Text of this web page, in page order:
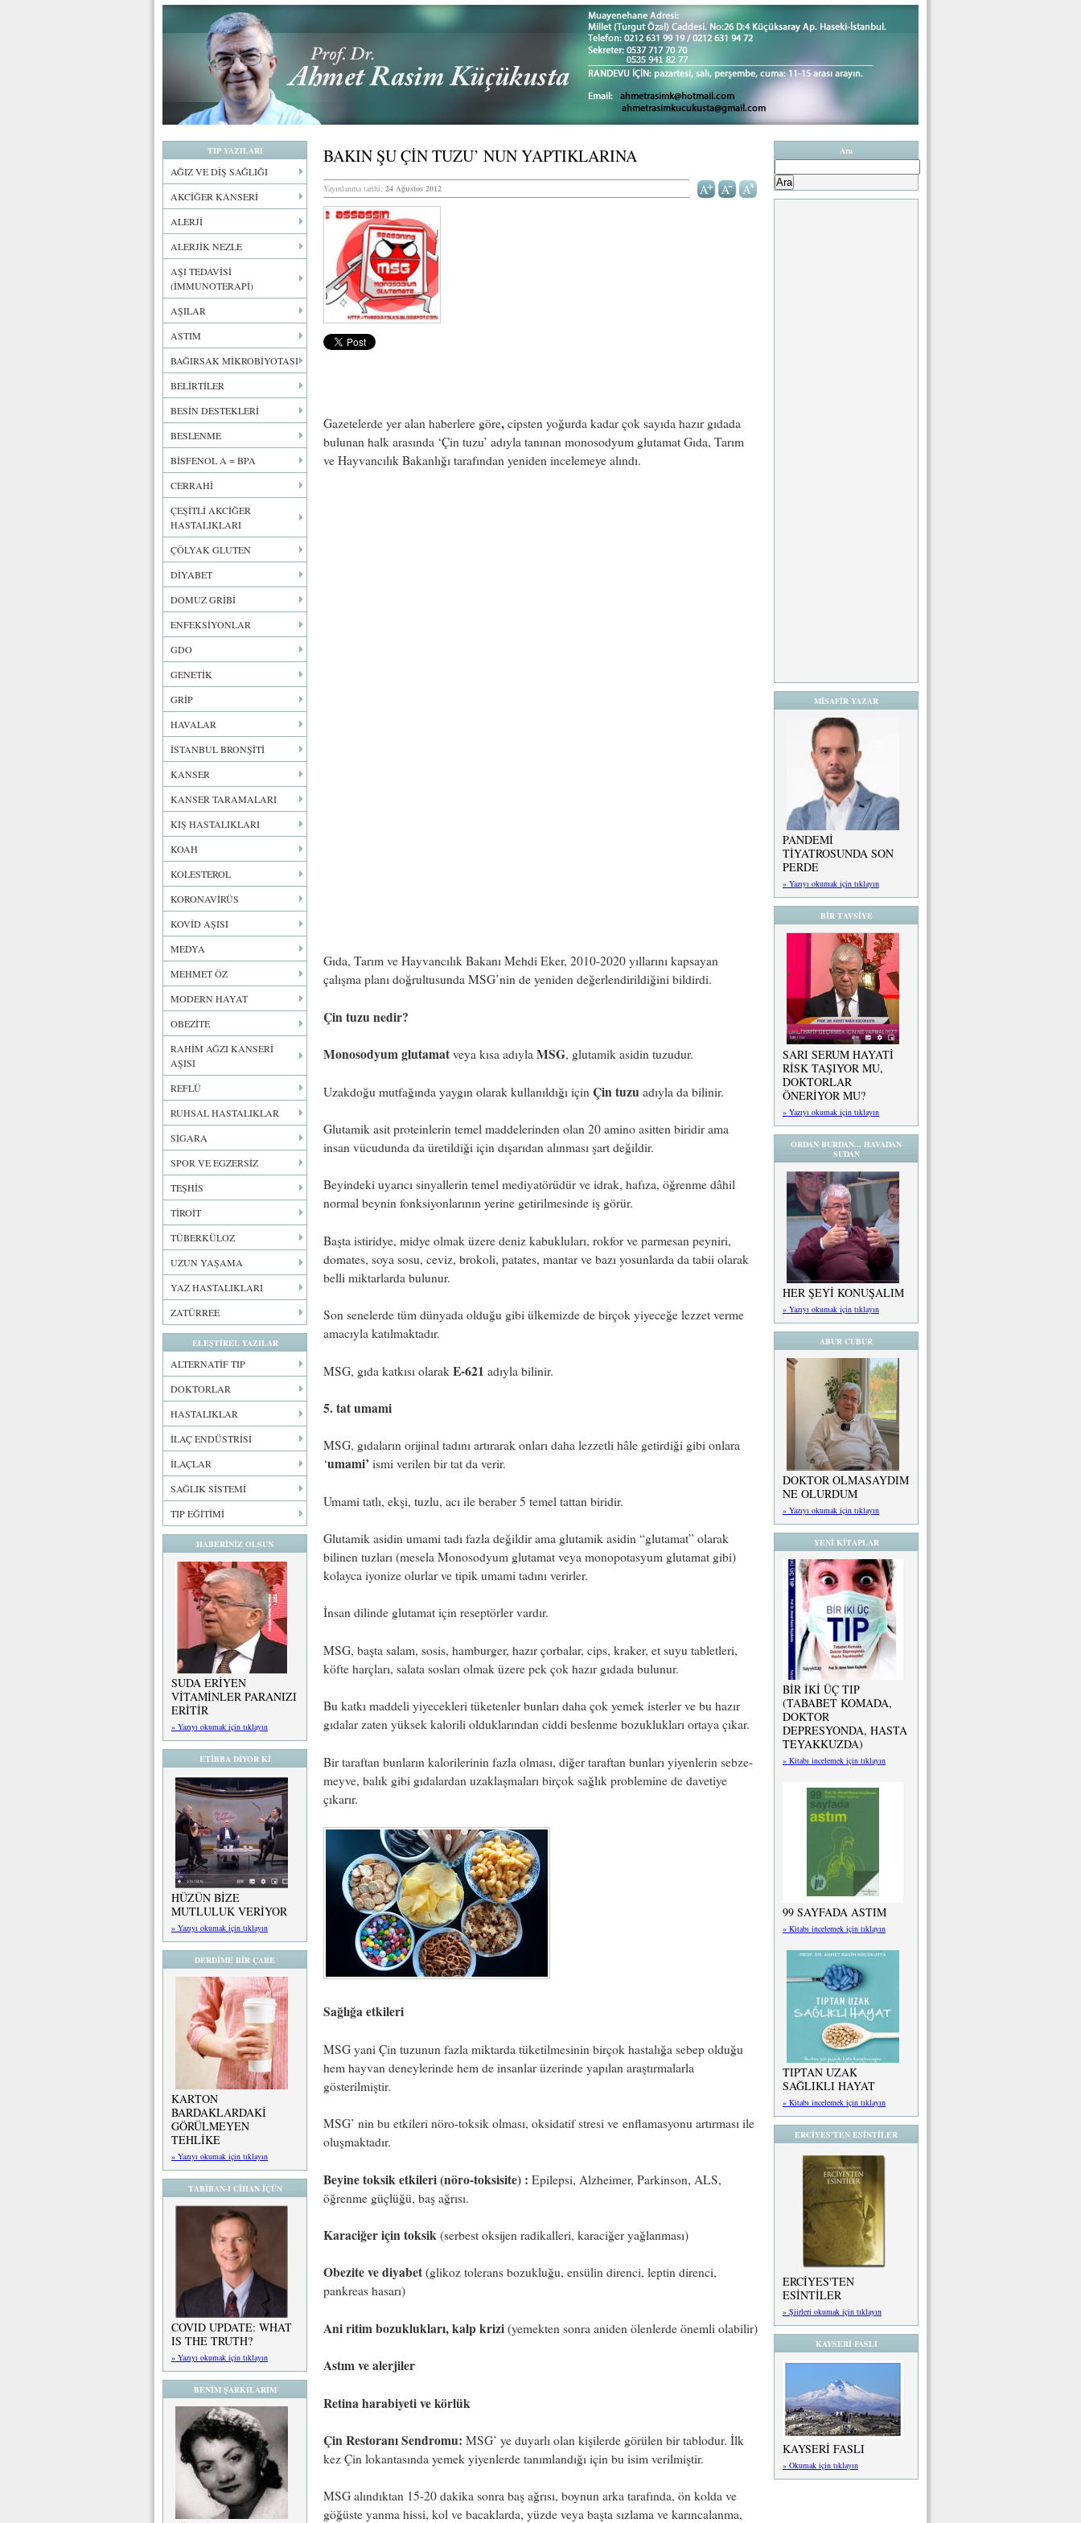
TIP YAZILARI
AĞIZ VE DİŞ SAĞLIĞI
AKCİĞER KANSERİ
ALERJİ
ALERJİK NEZLE
AŞI TEDAVİSİ
(İMMUNOTERAPİ)
AŞILAR
ASTIM
BAĞIRSAK MİKROBİYOTASI
BELİRTİLER
BESİN DESTEKLERİ
BESLENME
BİSFENOL A = BPA
CERRAHİ
ÇEŞİTLİ AKCİĞER
HASTALIKLARI
ÇÖLYAK GLUTEN
DİYABET
DOMUZ GRİBİ
ENFEKSİYONLAR
GDO
GENETİK
GRİP
HAVALAR
İSTANBUL BRONŞİTİ
KANSER
KANSER TARAMALARI
KIŞ HASTALIKLARI
KOAH
KOLESTEROL
KORONAVİRÜS
KOVİD AŞISI
MEDYA
MEHMET ÖZ
MODERN HAYAT
OBEZİTE
RAHİM AĞZI KANSERİ
AŞISI
REFLÜ
RUHSAL HASTALIKLAR
SİGARA
SPOR VE EGZERSİZ
TEŞHİS
TİROİT
TÜBERKÜLOZ
UZUN YAŞAMA
YAZ HASTALIKLARI
ZATÜRREE
ELEŞTİREL YAZILAR
ALTERNATİF TIP
DOKTORLAR
HASTALIKLAR
İLAÇ ENDÜSTRİSİ
İLAÇLAR
SAĞLIK SİSTEMİ
TIP EĞİTİMİ
HABERİNİZ OLSUN
SUDA ERİYEN
VİTAMİNLER PARANIZI
ERİTİR
» Yazıyı okumak için tıklayın
ETİBBA DİYOR Kİ
HÜZÜN BİZE
MUTLULUK VERİYOR
» Yazıyı okumak için tıklayın
DERDİME BİR ÇARE
KARTON
BARDAKLARDAKİ
GÖRÜLMEYEN
TEHLİKE
» Yazıyı okumak için tıklayın
TABİBAN-I CİHAN İÇÜN
COVID UPDATE: WHAT
IS THE TRUTH?
» Yazıyı okumak için tıklayın
BENİM ŞARKILARIM
BAKIN ŞU ÇİN TUZU’ NUN YAPTIKLARINA
Yayınlanma tarihi: 24 Ağustos 2012
Gazetelerde yer alan haberlere göre, cipsten yoğurda kadar çok sayıda hazır gıdada
bulunan halk arasında ‘Çin tuzu’ adıyla tanınan monosodyum glutamat Gıda, Tarım
ve Hayvancılık Bakanlığı tarafından yeniden incelemeye alındı.
Gıda, Tarım ve Hayvancılık Bakanı Mehdi Eker, 2010-2020 yıllarını kapsayan
çalışma planı doğrultusunda MSG’nin de yeniden değerlendirildiğini bildirdi.
Çin tuzu nedir?
Monosodyum glutamat veya kısa adıyla MSG, glutamik asidin tuzudur.
Uzakdoğu mutfağında yaygın olarak kullanıldığı için Çin tuzu adıyla da bilinir.
Glutamik asit proteinlerin temel maddelerinden olan 20 amino asitten biridir ama
insan vücudunda da üretildiği için dışarıdan alınması şart değildir.
Beyindeki uyarıcı sinyallerin temel mediyatörüdür ve idrak, hafıza, öğrenme dâhil
normal beynin fonksiyonlarının yerine getirilmesinde iş görür.
Başta istiridye, midye olmak üzere deniz kabukluları, rokfor ve parmesan peyniri,
domates, soya sosu, ceviz, brokoli, patates, mantar ve bazı yosunlarda da tabii olarak
belli miktarlarda bulunur.
Son senelerde tüm dünyada olduğu gibi ülkemizde de birçok yiyeceğe lezzet verme
amacıyla katılmaktadır.
MSG, gıda katkısı olarak E-621 adıyla bilinir.
5. tat umami
MSG, gıdaların orijinal tadını artırarak onları daha lezzetli hâle getirdiği gibi onlara
‘umami’ ismi verilen bir tat da verir.
Umami tatlı, ekşi, tuzlu, acı ile beraber 5 temel tattan biridir.
Glutamik asidin umami tadı fazla değildir ama glutamik asidin “glutamat” olarak
bilinen tuzları (mesela Monosodyum glutamat veya monopotasyum glutamat gibi)
kolayca iyonize olurlar ve tipik umami tadını verirler.
İnsan dilinde glutamat için reseptörler vardır.
MSG, başta salam, sosis, hamburger, hazır çorbalar, cips, kraker, et suyu tabletleri,
köfte harçları, salata sosları olmak üzere pek çok hazır gıdada bulunur.
Bu katkı maddeli yiyecekleri tüketenler bunları daha çok yemek isterler ve bu hazır
gıdalar zaten yüksek kalorili olduklarından ciddi beslenme bozuklukları ortaya çıkar.
Bir taraftan bunların kalorilerinin fazla olması, diğer taraftan bunları yiyenlerin sebze-
meyve, balık gibi gıdalardan uzaklaşmaları birçok sağlık problemine de davetiye
çıkarır.
Sağlığa etkileri
MSG yani Çin tuzunun fazla miktarda tüketilmesinin birçok hastalığa sebep olduğu
hem hayvan deneylerinde hem de insanlar üzerinde yapılan araştırmalarla
gösterilmiştir.
MSG’ nin bu etkileri nöro-toksik olması, oksidatif stresi ve enflamasyonu artırması ile
oluşmaktadır.
Beyine toksik etkileri (nöro-toksisite) : Epilepsi, Alzheimer, Parkinson, ALS,
öğrenme güçlüğü, baş ağrısı.
Karaciğer için toksik (serbest oksijen radikalleri, karaciğer yağlanması)
Obezite ve diyabet (glikoz tolerans bozukluğu, ensülin direnci, leptin direnci,
pankreas hasarı)
Ani ritim bozuklukları, kalp krizi (yemekten sonra aniden ölenlerde önemli olabilir)
Astım ve alerjiler
Retina harabiyeti ve körlük
Çin Restoranı Sendromu: MSG’ ye duyarlı olan kişilerde görülen bir tablodur. İlk
kez Çin lokantasında yemek yiyenlerde tanımlandığı için bu isim verilmiştir.
MSG alındıktan 15-20 dakika sonra baş ağrısı, boynun arka tarafında, ön kolda ve
göğüste yanma hissi, kol ve bacaklarda, yüzde veya başta sızlama ve karıncalanma,
Ara
MİSAFİR YAZAR
PANDEMİ
TİYATROSUNDA SON
PERDE
» Yazıyı okumak için tıklayın
BİR TAVSİYE
SARI SERUM HAYATİ
RİSK TAŞIYOR MU,
DOKTORLAR
ÖNERİYOR MU?
» Yazıyı okumak için tıklayın
ORDAN BURDAN... HAVADAN
SUDAN
HER ŞEYİ KONUŞALIM
» Yazıyı okumak için tıklayın
ABUR CUBUR
DOKTOR OLMASAYDIM
NE OLURDUM
» Yazıyı okumak için tıklayın
YENİ KİTAPLAR
BİR İKİ ÜÇ TIP
(TABABET KOMADA,
DOKTOR
DEPRESYONDA, HASTA
TEYAKKUZDA)
» Kitabı incelemek için tıklayın
99 SAYFADA ASTIM
» Kitabı incelemek için tıklayın
TIPTAN UZAK
SAĞLIKLI HAYAT
» Kitabı incelemek için tıklayın
ERCİYES'TEN ESİNTİLER
ERCİYES'TEN
ESİNTİLER
» Şiirleri okumak için tıklayın
KAYSERİ FASLI
KAYSERİ FASLI
» Okumak için tıklayın